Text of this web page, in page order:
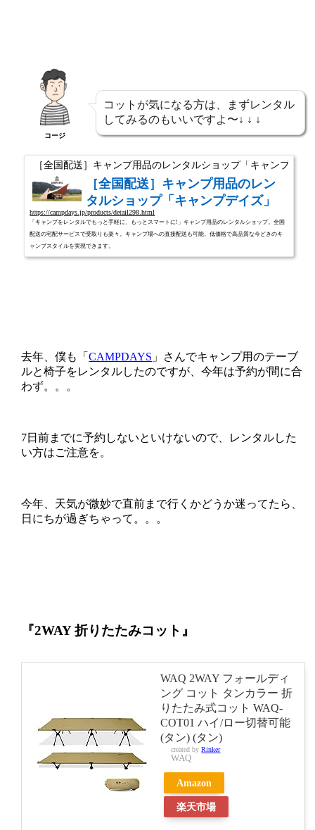
コージ
コットが気になる方は、まずレンタル
してみるのもいいですよ〜↓ ↓ ↓
［全国配送］キャンプ用品のレンタルショップ「キャンプデイ
［全国配送］キャンプ用品のレン
タルショップ「キャンプデイズ」
https://campdays.jp/products/detail298.html
「キャンプをレンタルでもっと手軽に、もっとスマートに!」キャンプ用品のレンタルショップ。全国
配送の宅配サービスで受取りも楽々。キャンプ場への直接配送も可能。低価格で高品質な今どきのキ
ャンプスタイルを実現できます。
去年、僕も「CAMPDAYS 」さんでキャンプ用のテーブ
ルと椅子をレンタルしたのですが、今年は予約が間に合
わず。。。
7日前までに予約しないといけないので、レンタルした
い方はご注意を。
今年、天気が微妙で直前まで行くかどうか迷ってたら、
日にちが過ぎちゃって。。。
『2WAY 折りたたみコット』
WAQ 2WAY フォールディ
ング コット タンカラー 折
りたたみ式コット WAQ-
COT01 ハイ/ロー切替可能
(タン) (タン)
created byRinker
WAQ
Amazon
楽天市場